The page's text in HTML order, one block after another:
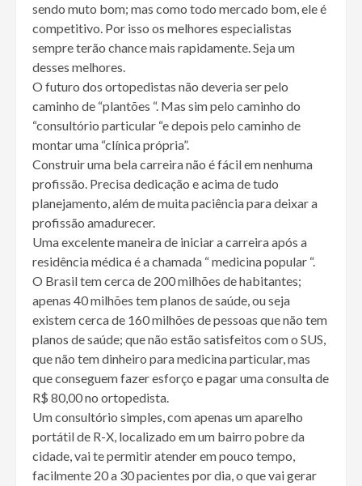
sendo muto bom; mas como todo mercado bom, ele é
competitivo. Por isso os melhores especialistas
sempre terão chance mais rapidamente. Seja um
desses melhores.
O futuro dos ortopedistas não deveria ser pelo
caminho de “plantões “. Mas sim pelo caminho do
“consultório particular “e depois pelo caminho de
montar uma “clínica própria”.
Construir uma bela carreira não é fácil em nenhuma
profissão. Precisa dedicação e acima de tudo
planejamento, além de muita paciência para deixar a
profissão amadurecer.
Uma excelente maneira de iniciar a carreira após a
residência médica é a chamada “ medicina popular “.
O Brasil tem cerca de 200 milhões de habitantes;
apenas 40 milhões tem planos de saúde, ou seja
existem cerca de 160 milhões de pessoas que não tem
planos de saúde; que não estão satisfeitos com o SUS,
que não tem dinheiro para medicina particular, mas
que conseguem fazer esforço e pagar uma consulta de
R$ 80,00 no ortopedista.
Um consultório simples, com apenas um aparelho
portátil de R-X, localizado em um bairro pobre da
cidade, vai te permitir atender em pouco tempo,
facilmente 20 a 30 pacientes por dia, o que vai gerar